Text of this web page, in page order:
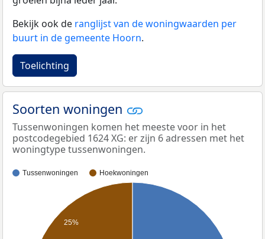
Bekijk ook de ranglijst van de woningwaarden per
buurt in de gemeente Hoorn.
Toelichting
Soorten woningen
Tussenwoningen komen het meeste voor in het
postcodegebied 1624 XG: er zijn 6 adressen met het
woningtype tussenwoningen.
Tussenwoningen Hoekwoningen
25%